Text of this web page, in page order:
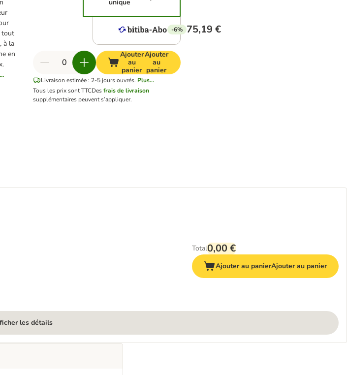
tout
à la
en
unique
-6% 75,19 €
Ajouter
au
panier
Ajouter
au
panier
Livraison estimée : 2-5 jours ouvrés. Plus...
Tous les prix sont TTCDesfrais de livraison
supplémentaires peuvent s’appliquer.
Total0,00 €
Ajouter au panierAjouter au panier
les détails